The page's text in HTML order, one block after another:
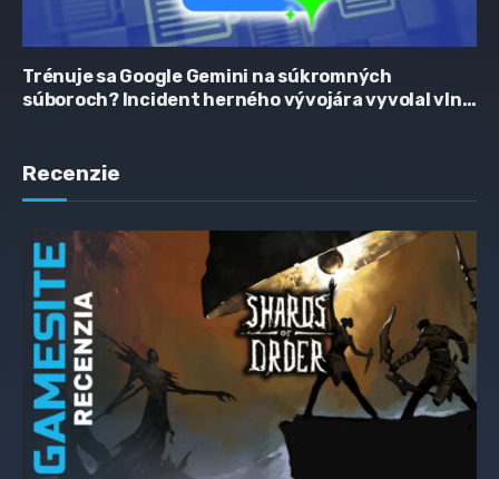
Trénuje sa Google Gemini na súkromných
súboroch? Incident herného vývojára vyvolal vlnu
Recenzie